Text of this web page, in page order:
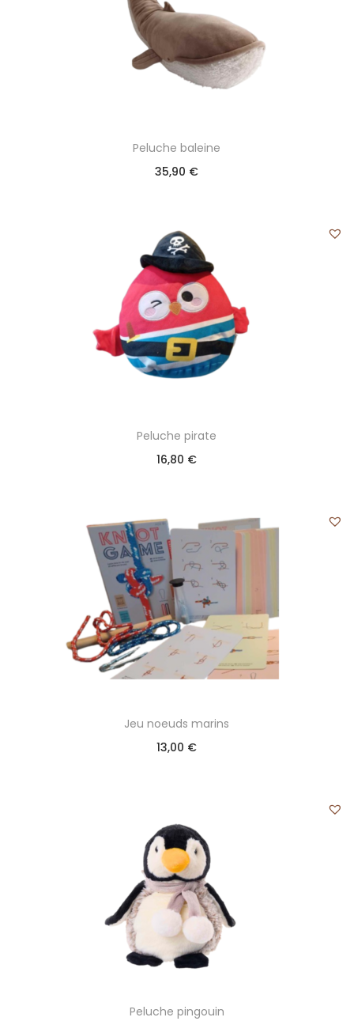
Peluche baleine
35,90 €
Peluche pirate
16,80 €
Jeu noeuds marins
13,00 €
Peluche pingouin